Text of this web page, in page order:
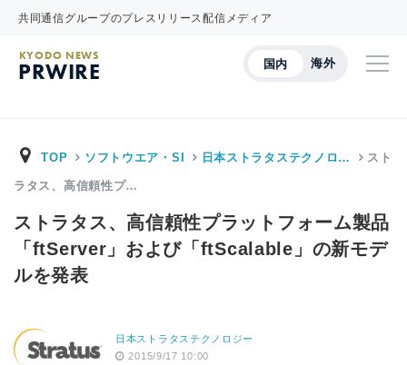
共同通信グループのプレスリリース配信メディア
国内 海外
KYODO NEWS
PRWIRE
TOP ソフトウエア・SI 日本ストラタステクノロ… スト
ラタス、高信頼性プ…
ストラタス、高信頼性プラットフォーム製品
「ftServer」および「ftScalable」の新モデ
ルを発表
日本ストラタステクノロジー
2015/9/17 10:00